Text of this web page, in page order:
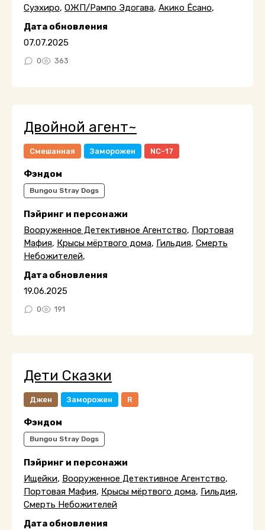
Суэхиро, ОЖП/Рампо Эдогава, Акико Ёсано,
Дата обновления
07.07.2025
0 363
Двойной агент~
Смешанная Заморожен NC-17
Фэндом
Bungou Stray Dogs
Пэйринг и персонажи
Вооруженное Детективное Агентство, Портовая
Мафия, Крысы мёртвого дома, Гильдия, Смерть
Небожителей,
Дата обновления
19.06.2025
0 191
Дети Сказки
Джен Заморожен R
Фэндом
Bungou Stray Dogs
Пэйринг и персонажи
Ищейки, Вооруженное Детективное Агентство,
Портовая Мафия, Крысы мёртвого дома, Гильдия,
Смерть Небожителей
Дата обновления